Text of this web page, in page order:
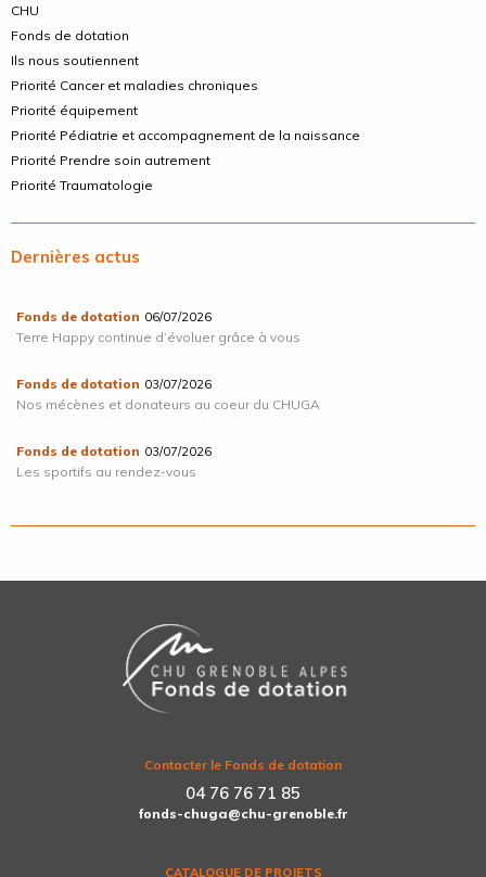
CHU
Fonds de dotation
Ils nous soutiennent
Priorité Cancer et maladies chroniques
Priorité équipement
Priorité Pédiatrie et accompagnement de la naissance
Priorité Prendre soin autrement
Priorité Traumatologie
Dernières actus
Fonds de dotation 06/07/2026
Terre Happy continue d’évoluer grâce à vous
Fonds de dotation 03/07/2026
Nos mécènes et donateurs au coeur du CHUGA
Fonds de dotation 03/07/2026
Les sportifs au rendez-vous
Contacter le Fonds de dotation
04 76 76 71 85
fonds-chuga@chu-grenoble.fr
CATALOGUE DE PROJETS